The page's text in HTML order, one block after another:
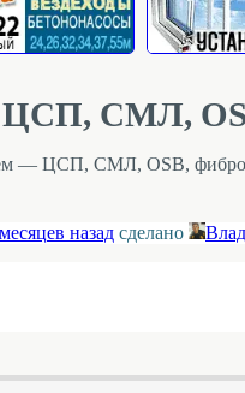
ЦСП, СМЛ,
— ЦСП, СМЛ, OSB,
назад сделано